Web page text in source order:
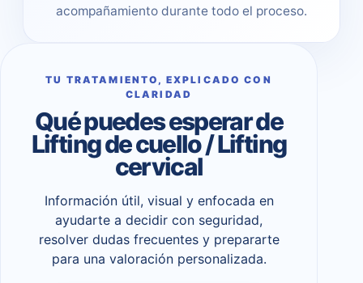
acompañamiento durante todo el proceso.
TU TRATAMIENTO, EXPLICADO CON
CLARIDAD
Qué puedes esperar de
Lifting de cuello / Lifting
cervical
Información útil, visual y enfocada en
ayudarte a decidir con seguridad,
resolver dudas frecuentes y prepararte
para una valoración personalizada.